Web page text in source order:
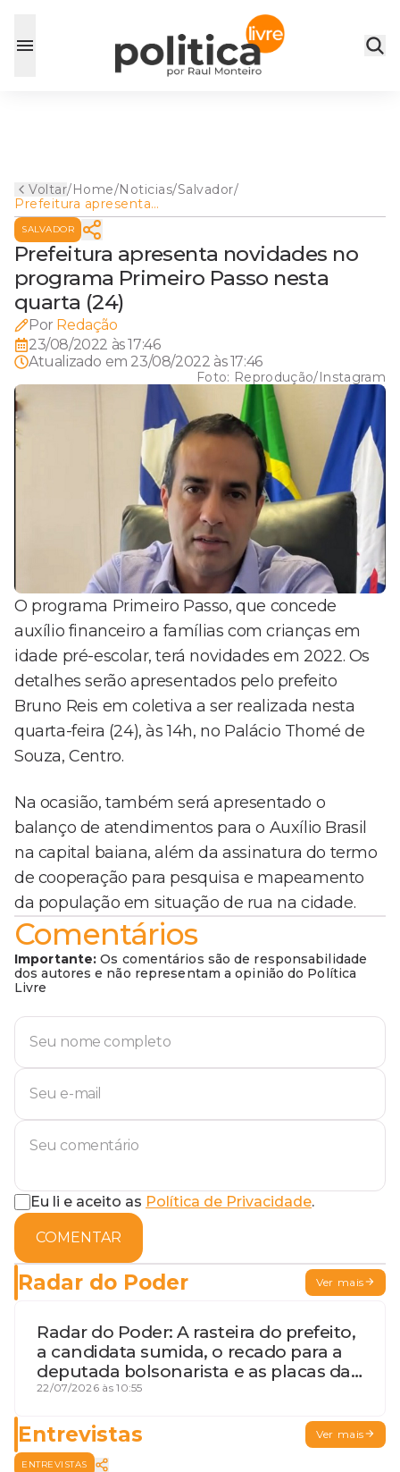
Voltar/Home/Noticias/Salvador/
Prefeitura apresenta
novidades no programa
Primeiro Passo nesta quarta
(24)
SALVADOR
Prefeitura apresenta novidades no
programa Primeiro Passo nesta
quarta (24)
Por Redação
23/08/2022 às 17:46
Atualizado em 23/08/2022 às 17:46
Foto: Reprodução/Instagram
O programa Primeiro Passo, que concede
auxílio financeiro a famílias com crianças em
idade pré-escolar, terá novidades em 2022. Os
detalhes serão apresentados pelo prefeito
Bruno Reis em coletiva a ser realizada nesta
quarta-feira (24), às 14h, no Palácio Thomé de
Souza, Centro.
Na ocasião, também será apresentado o
balanço de atendimentos para o Auxílio Brasil
na capital baiana, além da assinatura do termo
de cooperação para pesquisa e mapeamento
da população em situação de rua na cidade.
Comentários
Importante: Os comentários são de responsabilidade
dos autores e não representam a opinião do Política
Livre
Eu li e aceito as Política de Privacidade.
COMENTAR
Radar do Poder Ver mais
Radar do Poder: A rasteira do prefeito,
a candidata sumida, o recado para a
deputada bolsonarista e as placas da
discórdia
22/07/2026 às 10:55
Entrevistas Ver mais
ENTREVISTAS